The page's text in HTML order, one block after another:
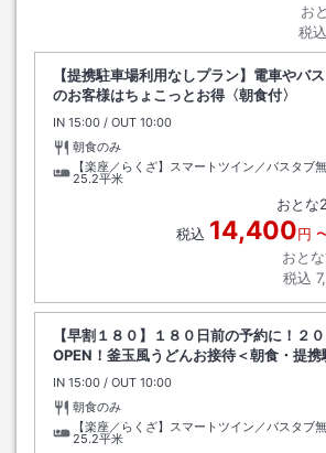
お
税込
【提携駐車場利用なしプラン】電車やバ
のお客様はちょこっとお得〈朝食付〉
IN チェックイン
15:00 / OUT チェックアウト
10:00
朝食のみ
【楽座／らくざ】スマートツイン／バスタブ
25.2平米
おとな2
税込 14,400円
おと
税込
【早割１８０】１８０日前の予約に！２
OPEN！釜玉風うどんお接待＜朝食・提携
IN チェックイン
15:00 / OUT チェックアウト
10:00
朝食のみ
【楽座／らくざ】スマートツイン／バスタブ
25.2平米